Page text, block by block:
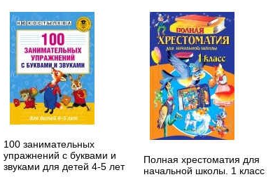
100 занимательных
упражнений с буквами и
звуками для детей 4-5 лет
Полная хрестоматия для
начальной школы. 1 класс